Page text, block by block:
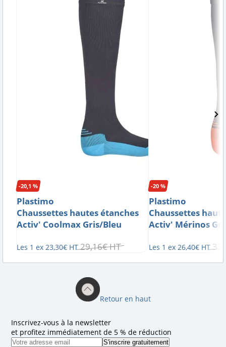
-20,1 %
Plastimo
Chaussettes hautes étanches
Activ' Coolmax Gris/Bleu
Les 1 ex 23,30€ HT 29,16€HT
-20 %
Plastimo
Chaussettes
Activ' Mérinos
Les 1 ex 26,40€ HT 33
Retour en haut
Inscrivez-vous à la newsletter
et profitez immédiatement de 5 % de réduction